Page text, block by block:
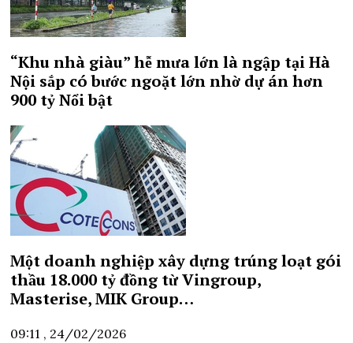
“Khu nhà giàu” hễ mưa lớn là ngập tại Hà
Nội sắp có bước ngoặt lớn nhờ dự án hơn
900 tỷNổi bật
Một doanh nghiệp xây dựng trúng loạt gói
thầu 18.000 tỷ đồng từ Vingroup,
Masterise, MIK Group…
09:11 , 24/02/2026